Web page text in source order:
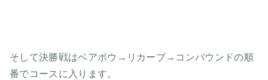
そして決勝戦はベアボウ→リカーブ→コンパウンドの順
番でコースに入ります。